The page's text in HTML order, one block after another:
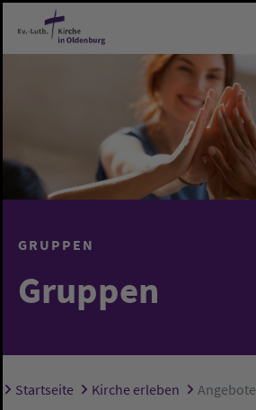
Zum Hauptinhalt springen
GRUPPEN
Gruppen
Sie sind hier:
Startseite Kirche erleben Angebote